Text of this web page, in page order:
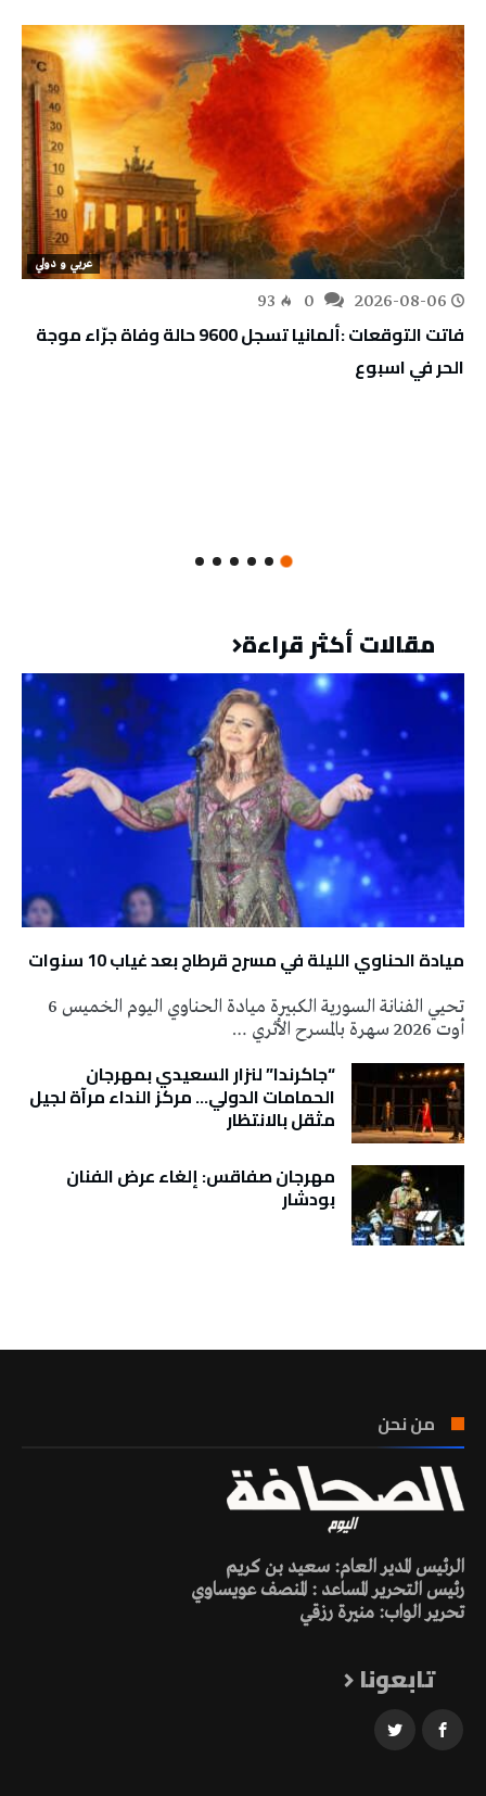
عربي و دولي
2026-08-06
93
فاتت التوقعات :ألمانيا تسجل 9600 حالة وفاة جرّاء موجة
الحر في اسبوع
مقالات أكثر قراءة
ميادة الحناوي الليلة في مسرح قرطاج بعد غياب 10 سنوات
تحيي الفنانة السورية الكبيرة ميادة الحناوي اليوم الخميس 6
أوت 2026 سهرة بالمسرح الأثري …
“جاكرندا” لنزار السعيدي بمهرجان
الحمامات الدولي… مركز النداء مرآة لجيل
مثقل بالانتظار
مهرجان صفاقس: إلغاء عرض الفنان
بودشار
من نحن
الرئيس المدير العام: سعيد بن كريم
رئيس التحرير المساعد : المنصف عويساوي
تحرير الواب: منيرة رزقي
تابعونا